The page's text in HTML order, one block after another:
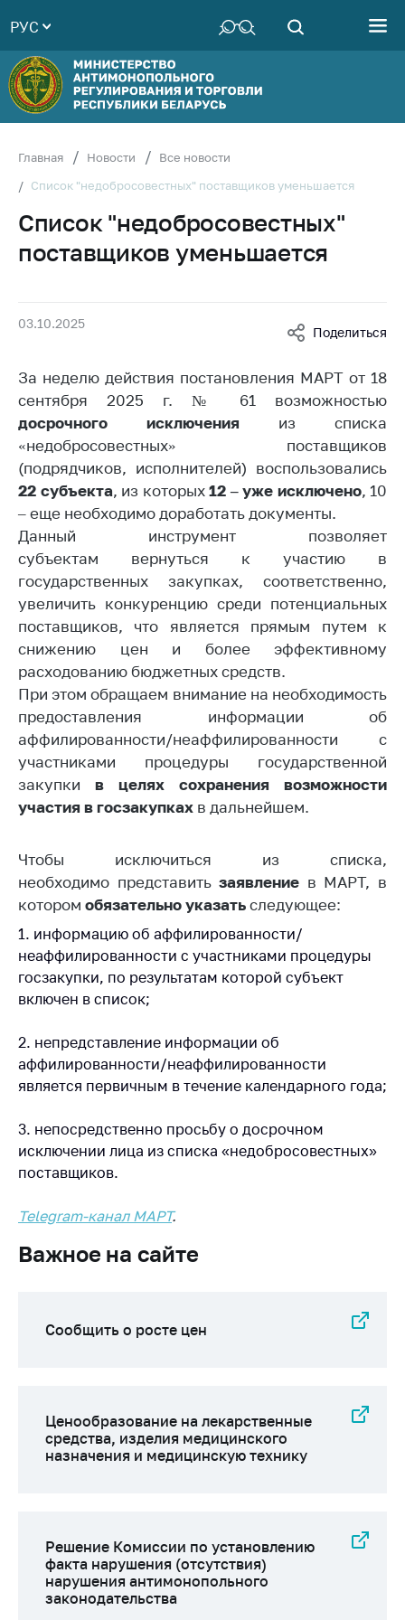
Руководство
Структура
Министерства
Территориальные
Антикоррупционная
деятельность
совет
Награждения
Белорусская
универсальная
товарная биржа
Общественная
жизнь
Идеологическая
работа
Официальные
геральдические
символы
5 лет МАРТ
Деятельность
Ценовая политика
Антимонопольное
регулирование и
конкуренция
Регулирование и
контроль закупок
потребителей
Регулирование
рекламной
деятельности
Международное
сотрудничество
Применение мер
регулирования
Биржевая торговля
деятельность в
Беларусь
данных
Обратиться в МАРТ
Личный прием
граждан и юр. лиц
Горячая линия
Электронные
обращения
РУС
Главная Новости
Все новости
Список "недобросовестных" поставщиков уменьшается
Список "недобросовестных"
поставщиков уменьшается
03.10.2025
Поделиться
За неделю действия постановления МАРТ от 18
сентября 2025 г. № 61 возможностью
досрочного исключения из списка
«недобросовестных» поставщиков
(подрядчиков, исполнителей) воспользовались
22 субъекта, из которых12 – уже исключено, 10
– еще необходимо доработать документы.
Данный инструмент позволяет
субъектам вернуться к участию в
государственных закупках, соответственно,
увеличить конкуренцию среди потенциальных
поставщиков, что является прямым путем к
снижению цен и более эффективному
расходованию бюджетных средств.
При этом обращаем внимание на необходимость
предоставления информации об
аффилированности/неаффилированности с
участниками процедуры государственной
закупки в целях сохранения возможности
участия в госзакупках в дальнейшем.
Чтобы исключиться из списка,
необходимо представитьзаявление в МАРТ, в
котором обязательно указатьследующее:
1. информацию об аффилированности/
неаффилированности с участниками процедуры
госзакупки, по результатам которой субъект
включен в список;
2. непредставление информации об
аффилированности/неаффилированности
является первичным в течение календарного года;
3. непосредственно просьбу о досрочном
исключении лица из списка «недобросовестных»
поставщиков.
Telegram-канал МАРТ.
Важное на сайте
Сообщить о росте цен
Ценообразование на лекарственные
средства, изделия медицинского
назначения и медицинскую технику
Решение Комиссии по установлению
факта нарушения (отсутствия)
нарушения антимонопольного
законодательства